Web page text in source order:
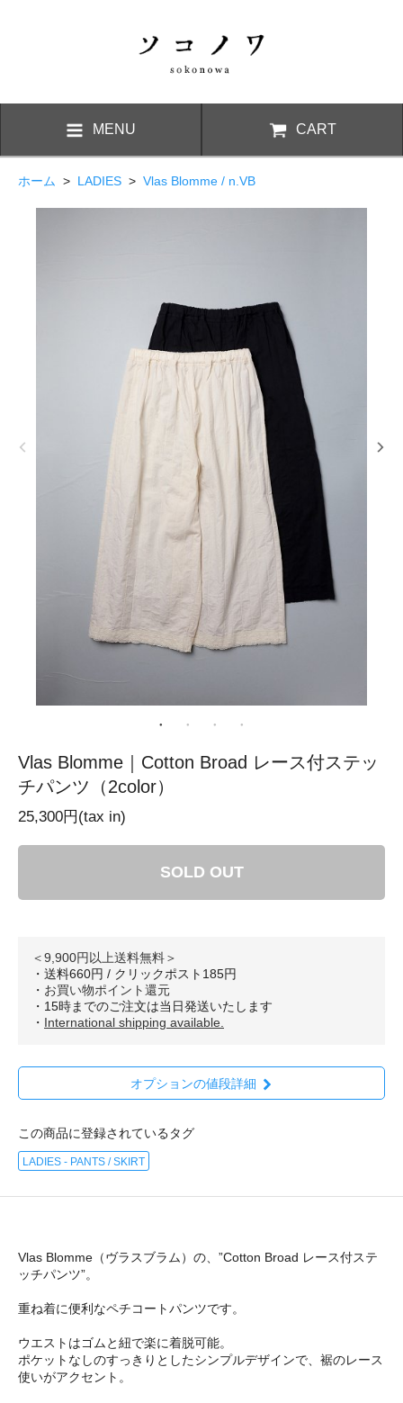
MENU CART
ホーム > LADIES > Vlas Blomme / n.VB
Vlas Blomme｜Cotton Broad レース付ステッ
チパンツ（2color）
25,300円(tax in)
SOLD OUT
＜9,900円以上送料無料＞
・送料660円 / クリックポスト185円
・ お買い物ポイント還元
・15時までのご注文は当日発送いたします
・ International shipping available.
オプションの値段詳細
この商品に登録されているタグ
LADIES - PANTS / SKIRT
Vlas Blomme（ヴラスブラム）の、”Cotton Broad レース付ステ
ッチパンツ”。
重ね着に便利なペチコートパンツです。
ウエストはゴムと紐で楽に着脱可能。
ポケットなしのすっきりとしたシンプルデザインで、裾のレース
使いがアクセント。